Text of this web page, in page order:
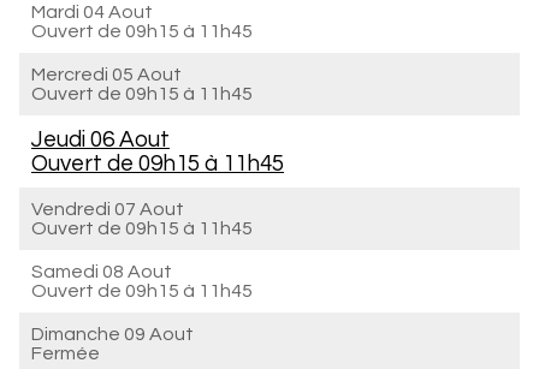
Mardi 04 Aout
Ouvert de 09h15 à 11h45
Mercredi 05 Aout
Ouvert de 09h15 à 11h45
Jeudi 06 Aout
Ouvert de 09h15 à 11h45
Vendredi 07 Aout
Ouvert de 09h15 à 11h45
Samedi 08 Aout
Ouvert de 09h15 à 11h45
Dimanche 09 Aout
Fermée